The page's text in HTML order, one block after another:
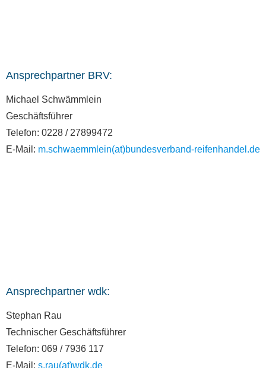
Ansprechpartner BRV:
Michael Schwämmlein
Geschäftsführer
Telefon: 0228 / 27899472
E-Mail: m.schwaemmlein(at)bundesverband-reifenhandel.de
Ansprechpartner wdk:
Stephan Rau
Technischer Geschäftsführer
Telefon: 069 / 7936 117
E-Mail: s.rau(at)wdk.de